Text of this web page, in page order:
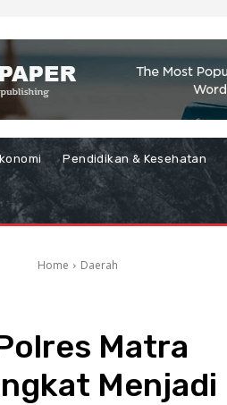
Pendidikan & Kesehatan
Home Daerah
Matra
Menjadi